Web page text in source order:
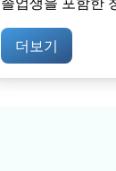
더보기